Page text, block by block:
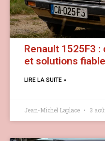
Renault 1525F3
et solutions
LIRE LA SUITE »
Jean-Michel Laplace 3